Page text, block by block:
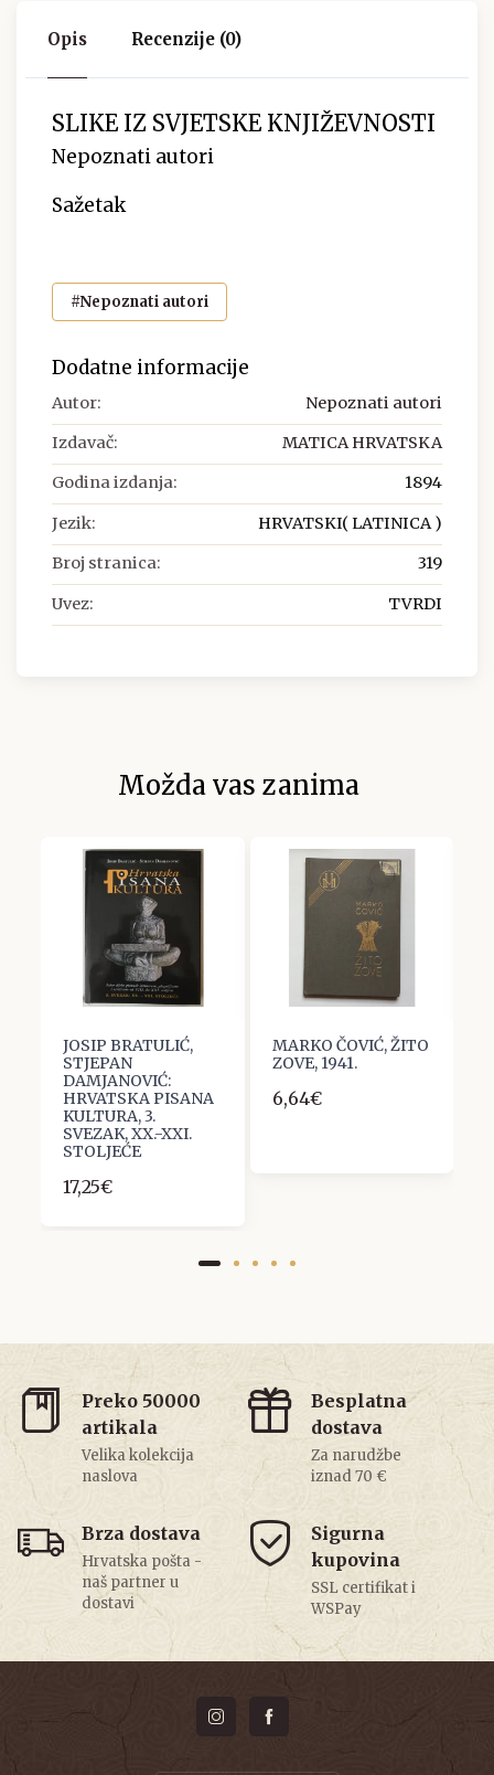
Opis Recenzije (0)
SLIKE IZ SVJETSKE KNJIŽEVNOSTI
Nepoznati autori
Sažetak
#Nepoznati autori
Dodatne informacije
Autor: Nepoznati autori
Izdavač: MATICA HRVATSKA
Godina izdanja: 1894
Jezik: HRVATSKI( LATINICA )
Broj stranica: 319
Uvez: TVRDI
Možda vas zanima
JOSIP BRATULIĆ,
STJEPAN
DAMJANOVIĆ:
HRVATSKA PISANA
KULTURA, 3.
SVEZAK, XX.-XXI.
STOLJEĆE
17,25€
MARKO ČOVIĆ, ŽITO
ZOVE, 1941.
6,64€
Preko 50000
artikala
Velika kolekcija
naslova
Besplatna
dostava
Za narudžbe
iznad 70 €
Brza dostava
Hrvatska pošta -
naš partner u
dostavi
Sigurna
kupovina
SSL certifikat i
WSPay